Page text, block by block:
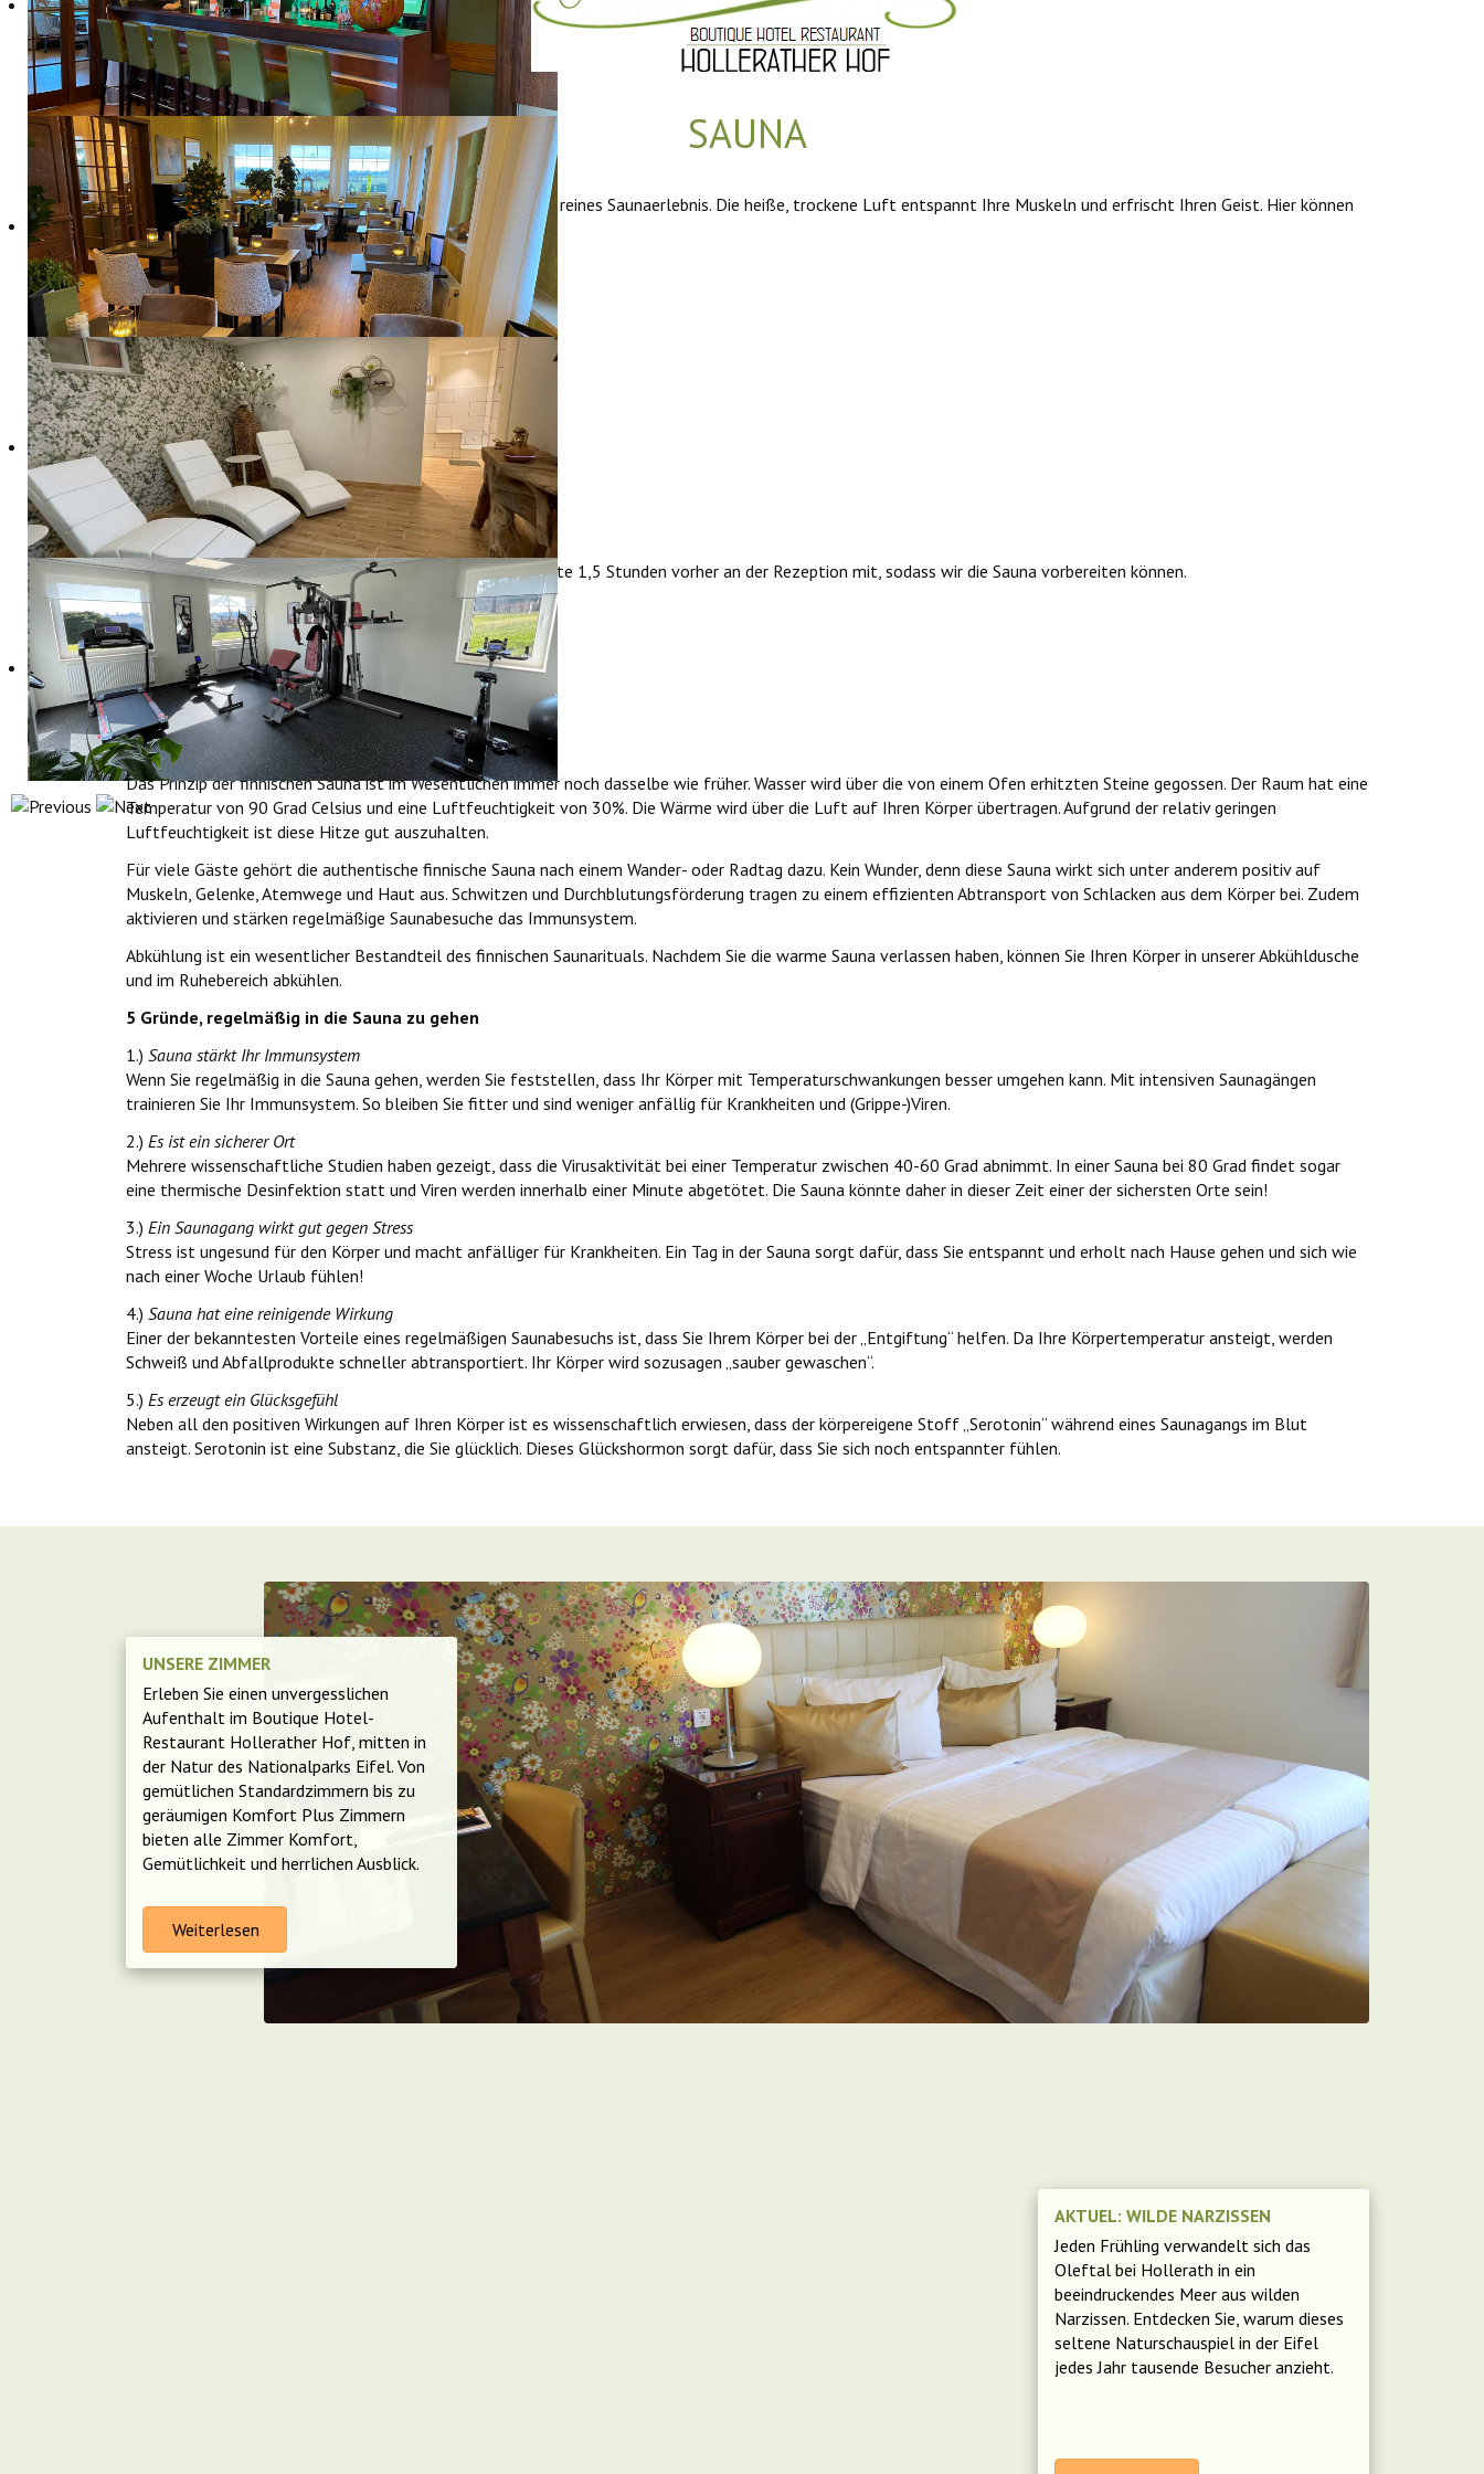
SAUNA
In unserer finnischen Sauna genießen Sie ein traditionelles, reines Saunaerlebnis. Die heiße, trockene Luft entspannt Ihre Muskeln und erfrischt Ihren Geist. Hier können
Sie sich Entspannen und zur Ruhe kommen.
Preisliste Sauna
Private Nutzung der Sauna:
1-2 Personen3 Personen4 Personen
2 Stunden26 € 33 €
40 €
3 Stunden
31 € 39 €
47 €
4 Stunden
36 € 44 €
52 €
Inklusive Saunatuch & Badetuch
Bademantel 4 €
Badeschuhe 2,50 €
Zusätzliches Badetuch 2 €
Sollten Sie die Sauna nutzen wollen, teilen Sie uns dies bitte 1,5 Stunden vorher an der Rezeption mit, sodass wir die Sauna vorbereiten können.
Maximal können 4 Personen gleichzeitig die Sauna nutzen.
Öffnungszeiten
Mittwoch bis Montag von 9:00 bis 22:00 Uhr
Dienstag geschlossen
Wie funktioniert eine finnische Sauna?
Das Prinzip der finnischen Sauna ist im Wesentlichen immer noch dasselbe wie früher. Wasser wird über die von einem Ofen erhitzten Steine ​​gegossen. Der Raum hat eine
Temperatur von 90 Grad Celsius und eine Luftfeuchtigkeit von 30%. Die Wärme wird über die Luft auf Ihren Körper übertragen. Aufgrund der relativ geringen
Luftfeuchtigkeit ist diese Hitze gut auszuhalten.
Für viele Gäste gehört die authentische finnische Sauna nach einem Wander- oder Radtag dazu. Kein Wunder, denn diese Sauna wirkt sich unter anderem positiv auf
Muskeln, Gelenke, Atemwege und Haut aus. Schwitzen und Durchblutungsförderung tragen zu einem effizienten Abtransport von Schlacken aus dem Körper bei. Zudem
aktivieren und stärken regelmäßige Saunabesuche das Immunsystem.
Abkühlung ist ein wesentlicher Bestandteil des finnischen Saunarituals. Nachdem Sie die warme Sauna verlassen haben, können Sie Ihren Körper in unserer Abkühldusche
und im Ruhebereich abkühlen.
5 Gründe, regelmäßig in die Sauna zu gehen
1.) Sauna stärkt Ihr Immunsystem
Wenn Sie regelmäßig in die Sauna gehen, werden Sie feststellen, dass Ihr Körper mit Temperaturschwankungen besser umgehen kann. Mit intensiven Saunagängen
trainieren Sie Ihr Immunsystem. So bleiben Sie fitter und sind weniger anfällig für Krankheiten und (Grippe-)Viren.
2.) Es ist ein sicherer Ort
Mehrere wissenschaftliche Studien haben gezeigt, dass die Virusaktivität bei einer Temperatur zwischen 40-60 Grad abnimmt. In einer Sauna bei 80 Grad findet sogar
eine thermische Desinfektion statt und Viren werden innerhalb einer Minute abgetötet. Die Sauna könnte daher in dieser Zeit einer der sichersten Orte sein!
3.) Ein Saunagang wirkt gut gegen Stress
Stress ist ungesund für den Körper und macht anfälliger für Krankheiten. Ein Tag in der Sauna sorgt dafür, dass Sie entspannt und erholt nach Hause gehen und sich wie
nach einer Woche Urlaub fühlen!
4.) Sauna hat eine reinigende Wirkung
Einer der bekanntesten Vorteile eines regelmäßigen Saunabesuchs ist, dass Sie Ihrem Körper bei der „Entgiftung“ helfen. Da Ihre Körpertemperatur ansteigt, werden
Schweiß und Abfallprodukte schneller abtransportiert. Ihr Körper wird sozusagen „sauber gewaschen“.
5.) Es erzeugt ein Glücksgefühl
Neben all den positiven Wirkungen auf Ihren Körper ist es wissenschaftlich erwiesen, dass der körpereigene Stoff „Serotonin“ während eines Saunagangs im Blut
ansteigt. Serotonin ist eine Substanz, die Sie glücklich. Dieses Glückshormon sorgt dafür, dass Sie sich noch entspannter fühlen.
UNSERE ZIMMER
Erleben Sie einen unvergesslichen
Aufenthalt im Boutique Hotel-
Restaurant Hollerather Hof, mitten in
der Natur des Nationalparks Eifel. Von
gemütlichen Standardzimmern bis zu
geräumigen Komfort Plus Zimmern
bieten alle Zimmer Komfort,
Gemütlichkeit und herrlichen Ausblick.
Weiterlesen
AKTUEL: WILDE NARZISSEN
Jeden Frühling verwandelt sich das
Oleftal bei Hollerath in ein
beeindruckendes Meer aus wilden
Narzissen. Entdecken Sie, warum dieses
seltene Naturschauspiel in der Eifel
jedes Jahr tausende Besucher anzieht.